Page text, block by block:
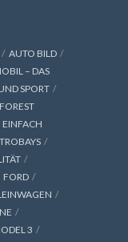
AUTO BILD
– DAS
SPORT
EINFACH
FORD
3